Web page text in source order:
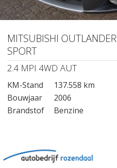
MITSUBISHI OUTLANDER
SPORT
2.4 MPI 4WD AUT
KM-Stand
137.558 km
Bouwjaar
2006
Brandstof
Benzine